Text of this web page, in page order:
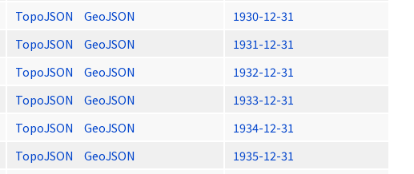
TopoJSON GeoJSON
1930-12-31
TopoJSON GeoJSON
1931-12-31
TopoJSON GeoJSON
1932-12-31
TopoJSON GeoJSON
1933-12-31
TopoJSON GeoJSON
1934-12-31
TopoJSON GeoJSON
1935-12-31